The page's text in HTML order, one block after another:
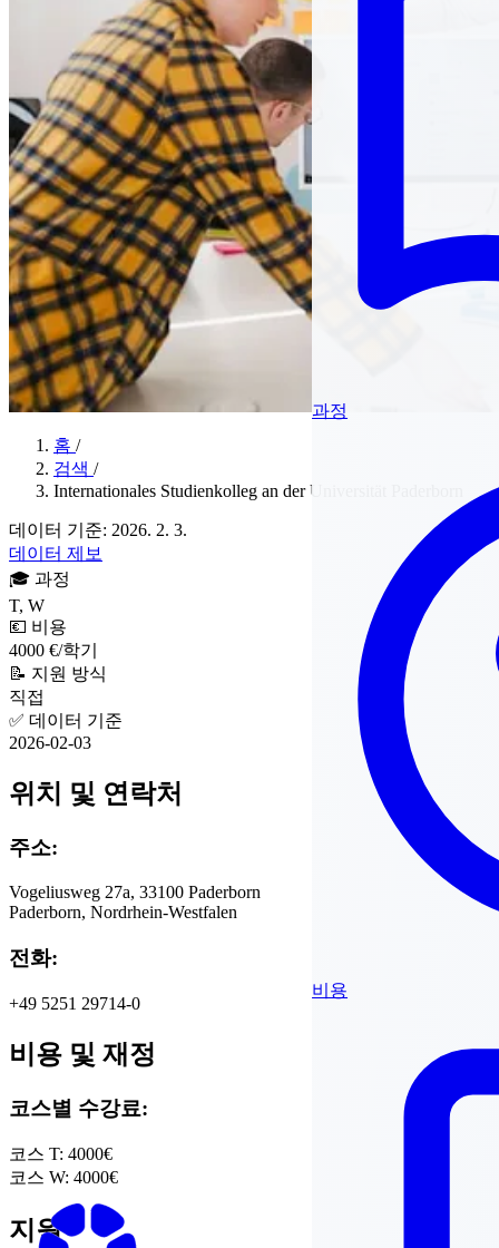
과정
비용
홈 /
검색 /
Internationales Studienkolleg an der Universität Paderborn
데이터 기준: 2026. 2. 3.
데이터 제보
🎓 과정
T, W
💶 비용
4000 €/학기
📝 지원 방식
직접
✅ 데이터 기준
2026-02-03
위치 및 연락처
주소:
Vogeliusweg 27a, 33100 Paderborn
Paderborn, Nordrhein-Westfalen
전화:
+49 5251 29714-0
비용 및 재정
코스별 수강료:
코스 T: 4000€
코스 W: 4000€
지원